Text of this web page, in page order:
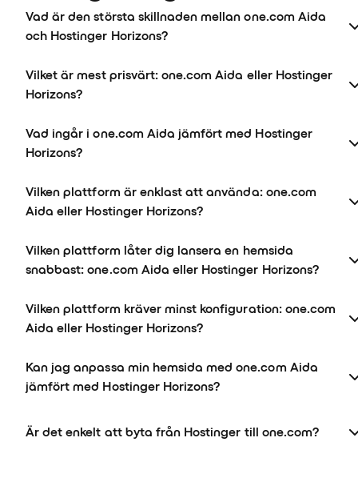
Vad är den största skillnaden mellan one.com Aida
och Hostinger Horizons?
Vilket är mest prisvärt: one.com Aida eller Hostinger
Horizons?
Vad ingår i one.com Aida jämfört med Hostinger
Horizons?
Vilken plattform är enklast att använda: one.com
Aida eller Hostinger Horizons?
Vilken plattform låter dig lansera en hemsida
snabbast: one.com Aida eller Hostinger Horizons?
Vilken plattform kräver minst konfiguration: one.com
Aida eller Hostinger Horizons?
Kan jag anpassa min hemsida med one.com Aida
jämfört med Hostinger Horizons?
Är det enkelt att byta från Hostinger till one.com?